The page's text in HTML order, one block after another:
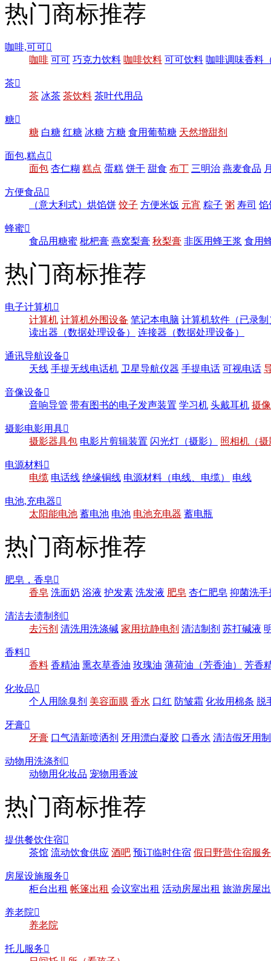
热门商标推荐
咖啡,可可
咖啡 可可 巧克力饮料 咖啡饮料 可可饮料 咖啡调味香料
茶
茶 冰茶 茶饮料 茶叶代用品
糖
糖 白糖 红糖 冰糖 方糖 食用葡萄糖 天然增甜剂
面包,糕点
面包 杏仁糊 糕点 蛋糕 饼干 甜食 布丁 三明治 燕麦食品
方便食品
（意大利式）烘馅饼 饺子 方便米饭 元宵 粽子 粥 寿司 馅
蜂蜜
食品用糖蜜 枇杷膏 燕窝梨膏 秋梨膏 非医用蜂王浆 食用
热门商标推荐
电子计算机
计算机 计算机外围设备 笔记本电脑 计算机软件（已录制
读出器（数据处理设备）
连接器（数据处理设备）
通讯导航设备
天线 手提无线电话机 卫星导航仪器 手提电话 可视电话
音像设备
音响导管 带有图书的电子发声装置 学习机 头戴耳机 摄
摄影电影用具
摄影器具包 电影片剪辑装置 闪光灯（摄影） 照相机（摄
电源材料
电缆 电话线 绝缘铜线 电源材料（电线、电缆） 电线
电池,充电器
太阳能电池 蓄电池 电池 电池充电器 蓄电瓶
热门商标推荐
肥皂，香皂
香皂 洗面奶 浴液 护发素 洗发液 肥皂 杏仁肥皂 抑菌洗手
清洁去渍制剂 
去污剂 清洗用洗涤碱 家用抗静电剂 清洁制剂 苏打碱液
香料
香料 香精油 熏衣草香油 玫瑰油 薄荷油（芳香油） 芳香
化妆品
个人用除臭剂 美容面膜 香水 口红 防皱霜 化妆用棉条 脱
牙膏
牙膏 口气清新喷洒剂 牙用漂白凝胶 口香水 清洁假牙用
动物用洗涤剂 
动物用化妆品 宠物用香波
热门商标推荐
提供餐饮住宿
茶馆 流动饮食供应 酒吧 预订临时住宿 假日野营住宿服务
房屋设施服务
柜台出租 帐篷出租 会议室出租 活动房屋出租 旅游房屋
养老院
养老院
托儿服务